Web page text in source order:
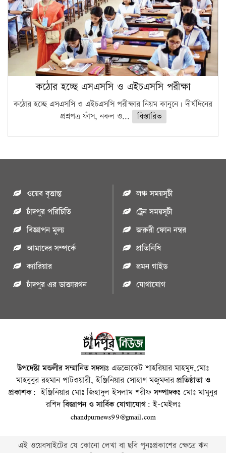
কঠোর হচ্ছে এসএসসি ও এইচএসসি পরীক্ষা
কঠোর হচ্ছে এসএসসি ও এইচএসসি পরীক্ষার নিয়ম কানুনে। দীর্ঘদিনের
প্রশ্নপত্র ফাঁস, নকল ও...
বিস্তারিত
ওয়েব বৃত্তান্ত
চাঁদপুর পরিচিতি
বিজ্ঞাপন মুল্য
আমাদের সম্পর্কে
ক্যারিয়ার
চাঁদপুর এর ডাক্তারগন
লঞ্চ সময়সূচী
ট্রেন সময়সূচী
জরুরী ফোন নম্বর
প্রতিনিধি
ভ্রমন গাইড
যোগাযোগ
উপদেষ্টা মন্ডলীর সম্মানিত সদস্যঃ এডভোকেট শাহরিয়ার মাহমুদ,মোঃ
মাহবুবুর রহমান পাটওয়ারী, ইঞ্জিনিয়ার সোহাগ মজুমদারপ্রতিষ্ঠাতা ও
প্রকাশক: ইঞ্জিনিয়ার মোঃ জিহাদুল ইসলাম শরীফসম্পাদকঃ মোঃ মামুনুর
রশিদবিজ্ঞাপন ও সার্বিক যোগাযোগ: ই-মেইলঃ
chandpurnews99@gmail.com
এই ওয়েবসাইটের যে কোনো লেখা বা ছবি পুনঃপ্রকাশের ক্ষেত্রে ঋন